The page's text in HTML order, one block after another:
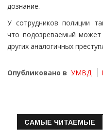
дознание.
У сотрудников полиции
что подозреваемый
других аналогичных
Опубликовано в УМВД
САМЫЕ ЧИТАЕМЫЕ